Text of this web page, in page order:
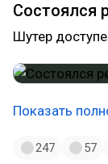
Состоялся
Шутер
Показать
247 57